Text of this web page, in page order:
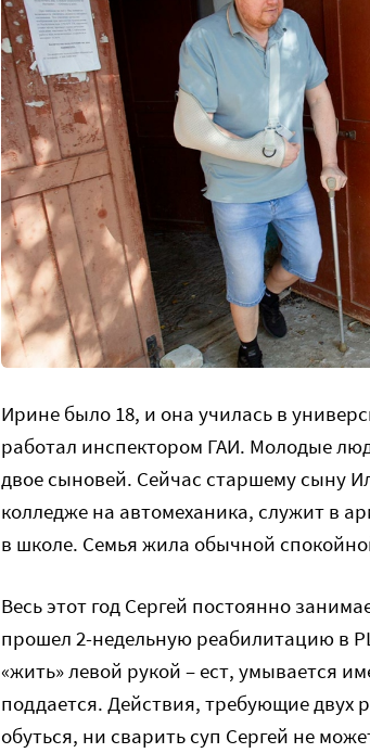
Ирине было 18, и она училась в
работал инспектором ГАИ. Молодые
двое сыновей. Сейчас старшему сыну
колледже на автомеханика, служит в
в школе. Семья жила обычной
Весь этот год Сергей постоянно
прошел 2-недельную реабилитацию в
«жить» левой рукой – ест, умывается
поддается. Действия, требующие двух
обуться, ни сварить суп Сергей не